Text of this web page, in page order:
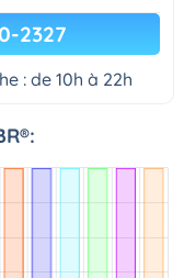
2327
: de 10h à 22h